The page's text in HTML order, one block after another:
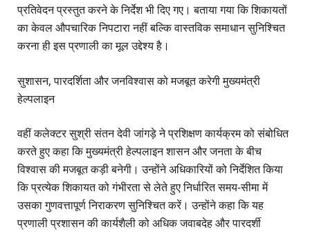
प्रतिवेदन प्रस्तुत करने के निर्देश भी दिए गए। बताया गया कि शिकायतों
का केवल औपचारिक निपटारा नहीं बल्कि वास्तविक समाधान सुनिश्चित
करना ही इस प्रणाली का मूल उद्देश्य है।
सुशासन, पारदर्शिता और जनविश्वास को मजबूत करेगी मुख्यमंत्री
हेल्पलाइन
वहीं कलेक्टर सुश्री संतन देवी जांगड़े ने प्रशिक्षण कार्यक्रम को संबोधित
करते हुए कहा कि मुख्यमंत्री हेल्पलाइन शासन और जनता के बीच
विश्वास की मजबूत कड़ी बनेगी। उन्होंने अधिकारियों को निर्देशित किया
कि प्रत्येक शिकायत को गंभीरता से लेते हुए निर्धारित समय-सीमा में
उसका गुणवत्तापूर्ण निराकरण सुनिश्चित करें। उन्होंने कहा कि यह
प्रणाली प्रशासन की कार्यशैली को अधिक जवाबदेह और पारदर्शी